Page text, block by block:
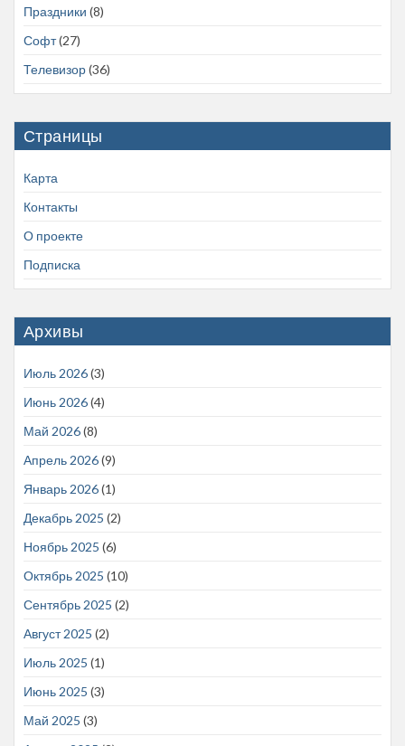
Праздники (8)
Софт(27)
Телевизор(36)
Страницы
Карта
Контакты
О проекте
Подписка
Архивы
Июль 2026(3)
Июнь 2026(4)
Май 2026(8)
Апрель 2026(9)
Январь 2026(1)
Декабрь 2025 (2)
Ноябрь 2025 (6)
Октябрь 2025 (10)
Сентябрь 2025 (2)
Август 2025 (2)
Июль 2025 (1)
Июнь 2025 (3)
Май 2025 (3)